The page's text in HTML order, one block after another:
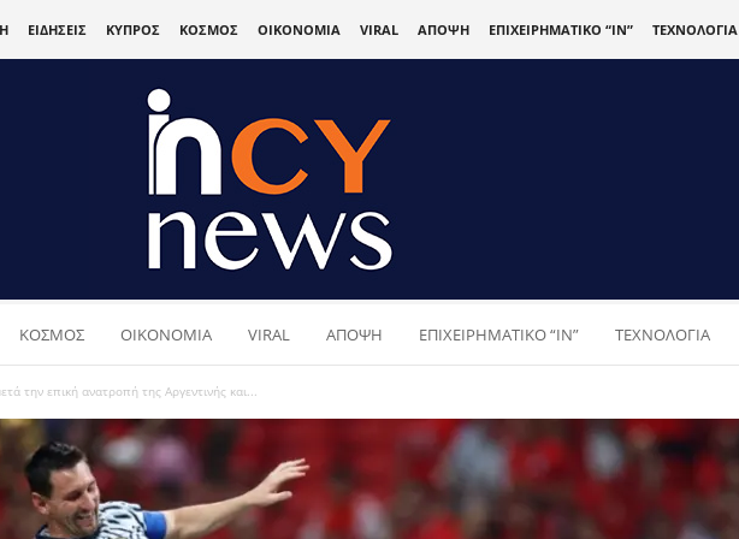
ΕΙΔΗΣΕΙΣ ΚΥΠΡΟΣ ΚΟΣΜΟΣ ΟΙΚΟΝΟΜΙΑ VIRAL ΑΠΟΨΗ ΕΠΙΧΕΙΡΗΜΑΤΙΚΟ “IN” ΤΕΧΝΟΛΟΓΙΑ
ΚΟΣΜΟΣ ΟΙΚΟΝΟΜΙΑ VIRAL ΑΠΟΨΗ ΕΠΙΧΕΙΡΗΜΑΤΙΚΟ “IN” ΤΕΧΝΟΛΟΓΙΑ
την επική ανατροπή της Αργεντινής και...